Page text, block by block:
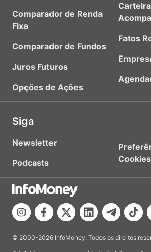
Comparador de Renda
Fixa
Comparador de Fundos
Juros Futuros
Opções de Ações
Fatos
Siga
Newsletter
Podcasts
Cookies
© 2000-2026 InfoMoney. Todos os direitos